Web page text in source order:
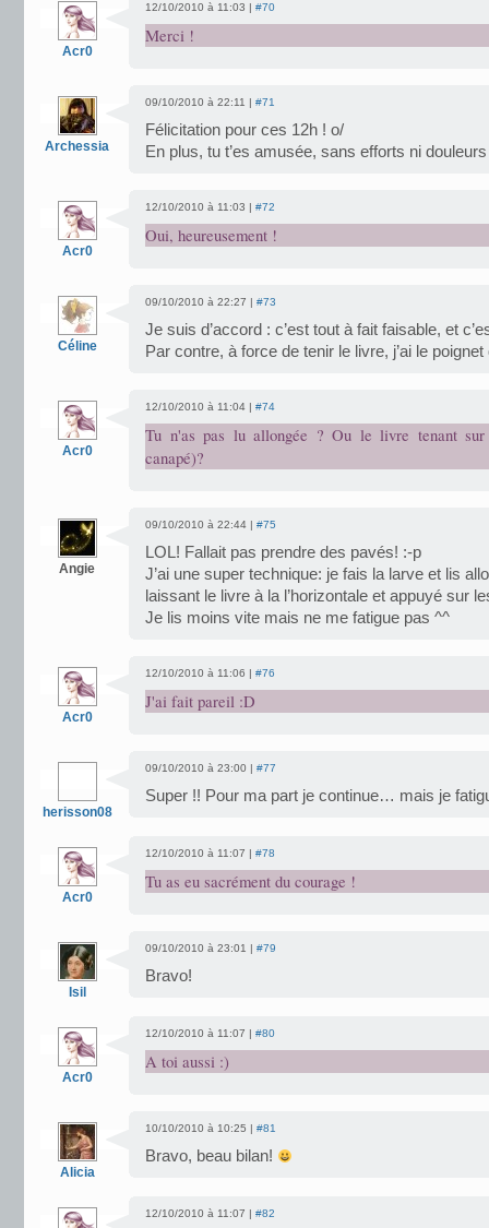
Acr0
12/10/2010 à 11:03 | #70
Merci !
Archessia
09/10/2010 à 22:11 | #71
Félicitation pour ces 12h ! o/
En plus, tu t’es amusée, sans efforts ni
Acr0
12/10/2010 à 11:03 | #72
Oui, heureusement !
Céline
09/10/2010 à 22:27 | #73
Je suis d’accord : c’est tout à fait faisable, et
Par contre, à force de tenir le livre, j’ai le
Acr0
12/10/2010 à 11:04 | #74
Tu n'as pas lu allongée ? Ou le livre tenant
canapé)?
Angie
09/10/2010 à 22:44 | #75
LOL! Fallait pas prendre des pavés! :-p
J’ai une super technique: je fais la larve et lis
laissant le livre à la l’horizontale et appuyé sur
Je lis moins vite mais ne me fatigue pas ^^
Acr0
12/10/2010 à 11:06 | #76
J'ai fait pareil :D
herisson08
09/10/2010 à 23:00 | #77
Super !! Pour ma part je continue… mais je
Acr0
12/10/2010 à 11:07 | #78
Tu as eu sacrément du courage !
Isil
09/10/2010 à 23:01 | #79
Bravo!
Acr0
12/10/2010 à 11:07 | #80
A toi aussi :)
Alicia
10/10/2010 à 10:25 | #81
Bravo, beau bilan!
12/10/2010 à 11:07 | #82